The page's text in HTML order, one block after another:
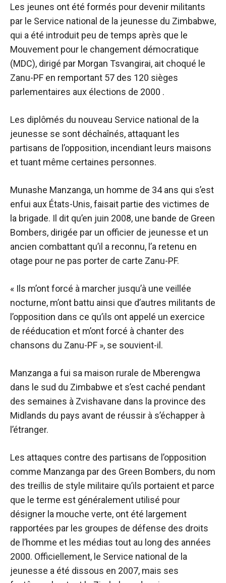
Les jeunes ont été formés pour devenir militants
par le Service national de la jeunesse du Zimbabwe,
qui a été introduit peu de temps après que le
Mouvement pour le changement démocratique
(MDC), dirigé par Morgan Tsvangirai, ait choqué le
Zanu-PF en remportant 57 des 120 sièges
parlementaires aux élections de 2000 .
Les diplômés du nouveau Service national de la
jeunesse se sont déchaînés, attaquant les
partisans de l’opposition, incendiant leurs maisons
et tuant même certaines personnes.
Munashe Manzanga, un homme de 34 ans qui s’est
enfui aux États-Unis, faisait partie des victimes de
la brigade. Il dit qu’en juin 2008, une bande de Green
Bombers, dirigée par un officier de jeunesse et un
ancien combattant qu’il a reconnu, l’a retenu en
otage pour ne pas porter de carte Zanu-PF.
« Ils m’ont forcé à marcher jusqu’à une veillée
nocturne, m’ont battu ainsi que d’autres militants de
l’opposition dans ce qu’ils ont appelé un exercice
de rééducation et m’ont forcé à chanter des
chansons du Zanu-PF », se souvient-il.
Manzanga a fui sa maison rurale de Mberengwa
dans le sud du Zimbabwe et s’est caché pendant
des semaines à Zvishavane dans la province des
Midlands du pays avant de réussir à s’échapper à
l’étranger.
Les attaques contre des partisans de l’opposition
comme Manzanga par des Green Bombers, du nom
des treillis de style militaire qu’ils portaient et parce
que le terme est généralement utilisé pour
désigner la mouche verte, ont été largement
rapportées par les groupes de défense des droits
de l’homme et les médias tout au long des années
2000. Officiellement, le Service national de la
jeunesse a été dissous en 2007, mais ses